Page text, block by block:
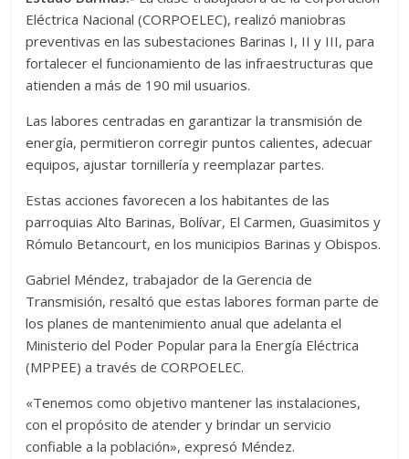
Eléctrica Nacional (CORPOELEC), realizó maniobras
preventivas en las subestaciones Barinas I, II y III, para
fortalecer el funcionamiento de las infraestructuras que
atienden a más de 190 mil usuarios.
Las labores centradas en garantizar la transmisión de
energía, permitieron corregir puntos calientes, adecuar
equipos, ajustar tornillería y reemplazar partes.
Estas acciones favorecen a los habitantes de las
parroquias Alto Barinas, Bolívar, El Carmen, Guasimitos y
Rómulo Betancourt, en los municipios Barinas y Obispos.
Gabriel Méndez, trabajador de la Gerencia de
Transmisión, resaltó que estas labores forman parte de
los planes de mantenimiento anual que adelanta el
Ministerio del Poder Popular para la Energía Eléctrica
(MPPEE) a través de CORPOELEC.
«Tenemos como objetivo mantener las instalaciones,
con el propósito de atender y brindar un servicio
confiable a la población», expresó Méndez.